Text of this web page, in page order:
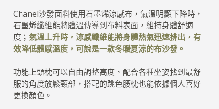
Chanel沙發面料使用石墨烯涼感布，氣溫明顯下降時，
石墨烯纖維能將體溫傳導到布料表面，維持身體舒適
度； 氣溫上升時，涼感纖維能將身體熱氣迅速排出，有
效降低體感溫度，可說是一款冬暖夏涼的布沙發。
功能上頭枕可以自由調整高度，配合各種坐姿找到最舒
服的角度放鬆頸部，搭配的跳色腰枕也能依據個人喜好
更換顏色。